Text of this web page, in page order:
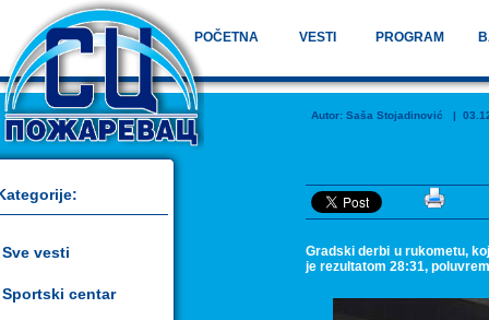
POČETNA VESTI PROGRAM
Sve vesti
Sportski centar
Autor: Saša Stojadinović |
Gradski derbi u rukometu,
je rezultatom 28:31,